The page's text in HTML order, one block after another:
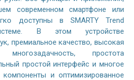
современном смартфоне или
доступны в SMARTY Trend
В этом устройстве
премиальное качество, высокая
многозадачность, простота
простой интерфейс и многое
и оптимизированное